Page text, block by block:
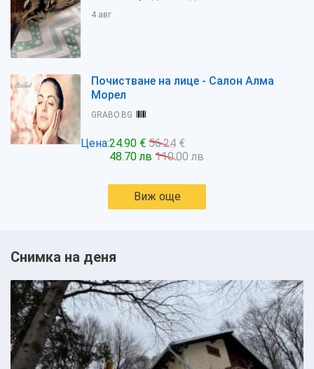
4 авг
Почистване на лице - Салон Алма
Морел
GRABO.BG
Цена:24.90 € 56.24 €
48.70 лв 110.00 лв
Виж още
Снимка на деня